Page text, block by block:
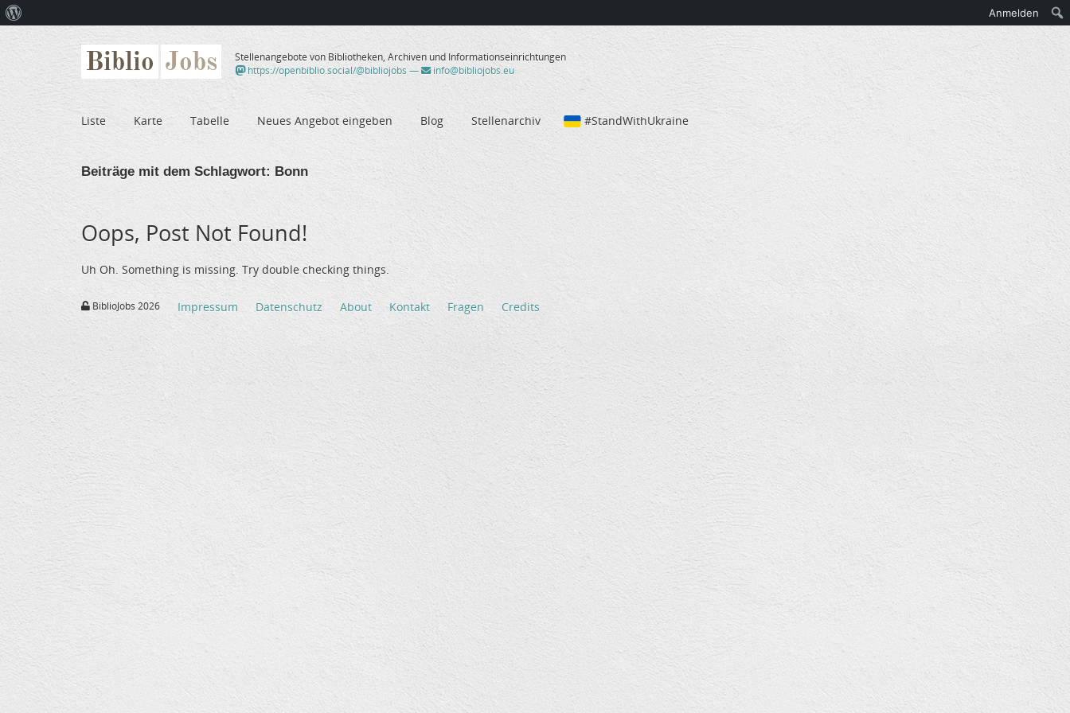
Biblio Jobs
Stellenangebote von Bibliotheken, Archiven und Informationseinrichtungen
https://openbiblio.social/@bibliojobs — info@bibliojobs.eu
Liste Karte Tabelle Neues Angebot eingeben Blog Stellenarchiv #StandWithUkraine
Beiträge mit dem Schlagwort: Bonn
Oops, Post Not Found!
Uh Oh. Something is missing. Try double checking things.
BiblioJobs 2026 Impressum Datenschutz About Kontakt Fragen Credits
WordPress
Anmelden